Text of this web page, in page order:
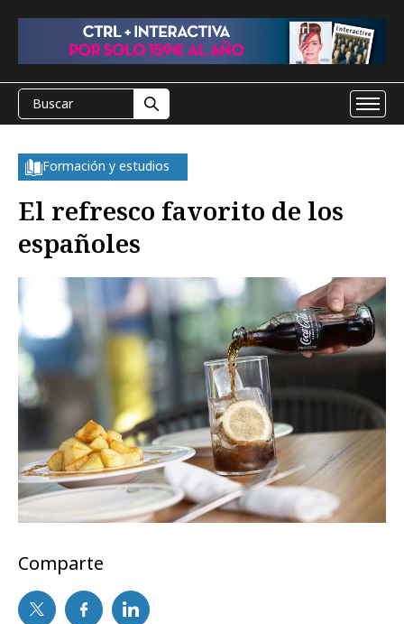
Formación y estudios
El refresco favorito de los
españoles
Comparte